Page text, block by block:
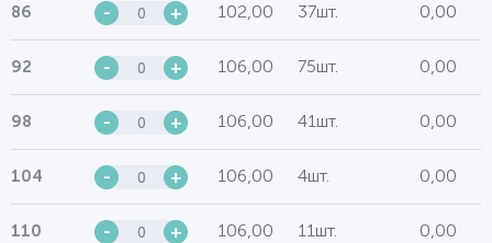
86 - + 102,00 37шт. 0,00
92 - + 106,00 75шт. 0,00
98 - + 106,00 41шт. 0,00
104 - + 106,00 4шт. 0,00
110 - + 106,00 11шт. 0,00